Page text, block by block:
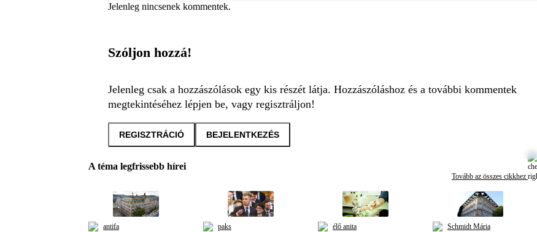
Jelenleg nincsenek kommentek.
Szóljon hozzá!
Jelenleg csak a hozzászólások egy kis részét látja. Hozzászóláshoz és a további kommentek
megtekintéséhez lépjen be, vagy regisztráljon!
REGISZTRÁCIÓ BEJELENTKEZÉS
A téma legfrissebb hírei
Tovább az összes cikkhez
antifa paks élő anita Schmidt Mária